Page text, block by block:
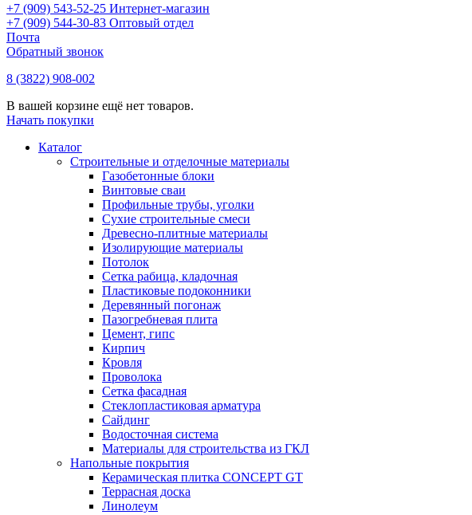
+7 (909) 543-52-25 Интернет-магазин
+7 (909) 544-30-83 Оптовый отдел
Почта
Обратный звонок
8 (3822) 908-002
В вашей корзине ещё нет товаров.
Начать покупки
Каталог
Строительные и отделочные материалы
Газобетонные блоки
Винтовые сваи
Профильные трубы, уголки
Сухие строительные смеси
Древесно-плитные материалы
Изолирующие материалы
Потолок
Сетка рабица, кладочная
Пластиковые подоконники
Деревянный погонаж
Пазогребневая плита
Цемент, гипс
Кирпич
Кровля
Проволока
Сетка фасадная
Стеклопластиковая арматура
Сайдинг
Водосточная система
Материалы для строительства из ГКЛ
Напольные покрытия
Керамическая плитка CONCEPT GT
Террасная доска
Линолеум